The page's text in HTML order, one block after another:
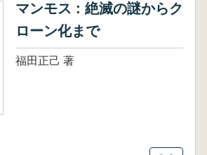
マンモス : 絶滅の謎からク
ローン化まで
福田正己 著